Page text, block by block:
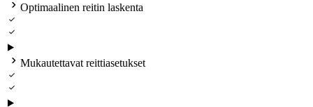
 Optimaalinen reitin laskenta


 Mukautettavat reittiasetukset

